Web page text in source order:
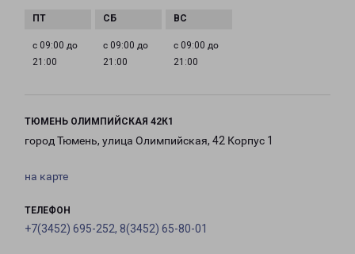
с 09:00 до
21:00
с 09:00 до
21:00
с 09:00 до
21:00
ТЮМЕНЬ ОЛИМПИЙСКАЯ 42К1
город Тюмень, улица Олимпийская, 42 Корпус 1
на карте
ТЕЛЕФОН
+7(3452) 695-252, 8(3452) 65-80-01